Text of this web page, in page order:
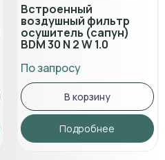
Встроенный
воздушный фильтр
осушитель (сапун)
BDM 30 N 2 W 1.0
По запросу
В корзину
Подробнее